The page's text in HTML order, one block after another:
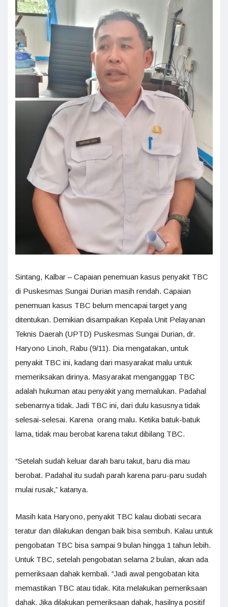
Sintang, Kalbar – Capaian penemuan kasus penyakit TBC
di Puskesmas Sungai Durian masih rendah. Capaian
penemuan kasus TBC belum mencapai target yang
ditentukan. Demikian disampaikan Kepala Unit Pelayanan
Teknis Daerah (UPTD) Puskesmas Sungai Durian, dr.
Haryono Linoh, Rabu (9/11). Dia mengatakan, untuk
penyakit TBC ini, kadang dari masyarakat malu untuk
memeriksakan dirinya. Masyarakat menganggap TBC
adalah hukuman atau penyakit yang memalukan. Padahal
sebenarnya tidak. Jadi TBC ini, dari dulu kasusnya tidak
selesai-selesai. Karena orang malu. Ketika batuk-batuk
lama, tidak mau berobat karena takut dibilang TBC.
“Setelah sudah keluar darah baru takut, baru dia mau
berobat. Padahal itu sudah parah karena paru-paru sudah
mulai rusak,” katanya.
Masih kata Haryono, penyakit TBC kalau diobati secara
teratur dan dilakukan dengan baik bisa sembuh. Kalau untuk
pengobatan TBC bisa sampai 9 bulan hingga 1 tahun lebih.
Untuk TBC, setelah pengobatan selama 2 bulan, akan ada
pemeriksaan dahak kembali. “Jadi awal pengobatan kita
memastikan TBC atau tidak. Kita melakukan pemeriksaan
dahak. Jika dilakukan pemeriksaan dahak, hasilnya positif